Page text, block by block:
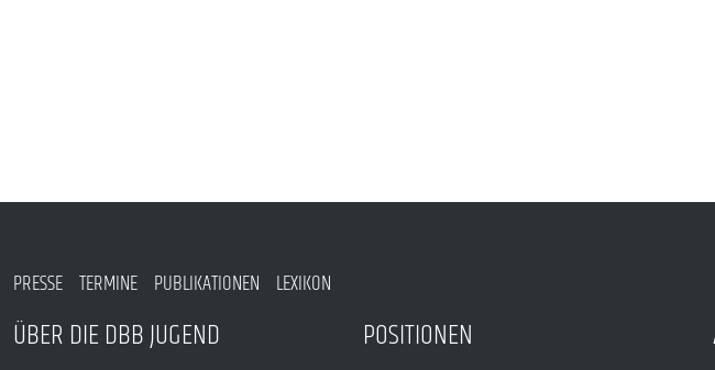
PRESSE TERMINE PUBLIKATIONEN LEXIKON
ÜBER DIE DBB JUGEND POSITIONEN